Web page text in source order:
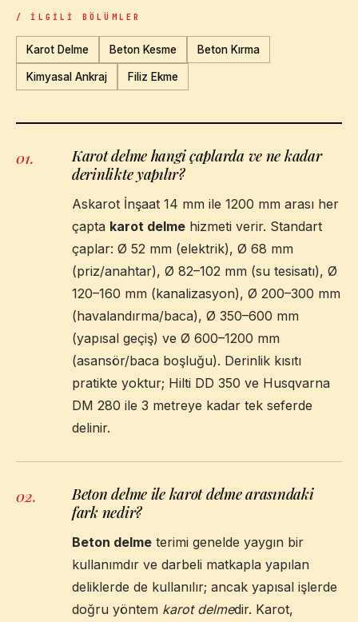
/ İLGILI BÖLÜMLER
Karot Delme Beton Kesme Beton Kırma
Kimyasal Ankraj Filiz Ekme
01.
Karot delme hangi çaplarda ve ne kadar
derinlikte yapılır?
Askarot İnşaat 14 mm ile 1200 mm arası her
çapta karot delme hizmeti verir. Standart
çaplar: Ø 52 mm (elektrik), Ø 68 mm
(priz/anahtar), Ø 82–102 mm (su tesisatı), Ø
120–160 mm (kanalizasyon), Ø 200–300 mm
(havalandırma/baca), Ø 350–600 mm
(yapısal geçiş) ve Ø 600–1200 mm
(asansör/baca boşluğu). Derinlik kısıtı
pratikte yoktur; Hilti DD 350 ve Husqvarna
DM 280 ile 3 metreye kadar tek seferde
delinir.
02.
Beton delme ile karot delme arasındaki
fark nedir?
Beton delme terimi genelde yaygın bir
kullanımdır ve darbeli matkapla yapılan
deliklerde de kullanılır; ancak yapısal işlerde
doğru yöntem karot delmedir. Karot,